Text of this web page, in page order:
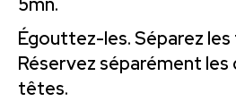
Égouttez-les. Séparez
Réservez séparément les
têtes.